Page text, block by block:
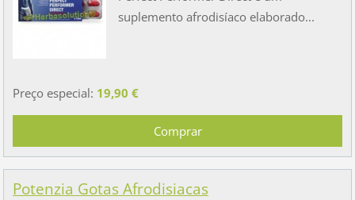
suplemento afrodisíaco elaborado...
Preço especial: 19,90 €
Potenzia Gotas Afrodisiacas